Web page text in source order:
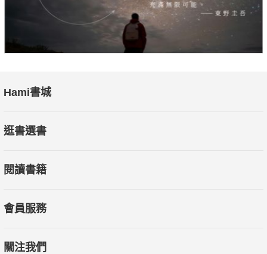
Hami書城
逛書選書
閱讀書籍
會員服務
關注我們